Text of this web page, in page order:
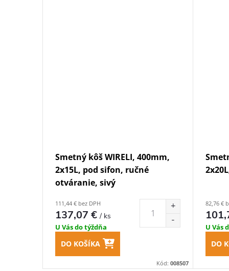
Smetný kôš WIRELI, 400mm,
2x15L, pod sifon, ručné
otváranie, sivý
111,44 € bez DPH
137,07 €/ ks
U Vás do týždňa
DO KOŠÍKA
Kód:008507
82,76 €
U Vás
DO